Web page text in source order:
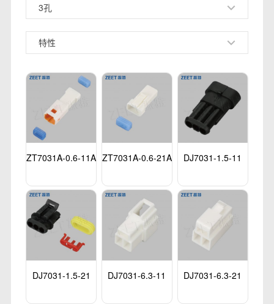
3孔
特性
ZT7031A-0.6-11A ZT7031A-0.6-21A DJ7031-1.5-11
DJ7031-1.5-21 DJ7031-6.3-11 DJ7031-6.3-21